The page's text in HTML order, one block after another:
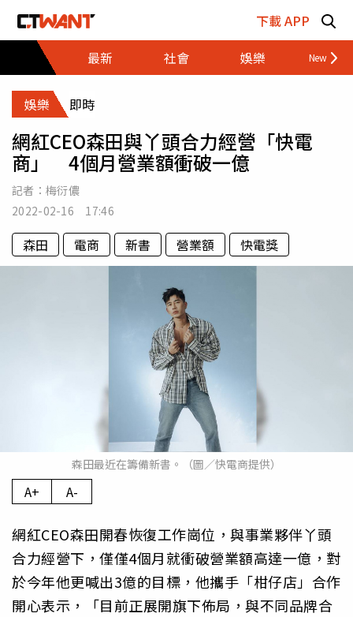
下載 APP
最新
社會 娛樂 財經
娛樂 即時
網紅CEO森田與丫頭合力經營「快電
商」 4個月營業額衝破一億
記者： 梅衍儂
2022-02-16 17:46
森田 電商 新書 營業額 快電獎
森田最近在籌備新書。（圖／快電商提供）
A+ A-
網紅CEO森田開春恢復工作崗位，與事業夥伴丫頭
合力經營下，僅僅4個月就衝破營業額高達一億，對
於今年他更喊出3億的目標，他攜手「柑仔店」合作
開心表示，「目前正展開旗下佈局，與不同品牌合